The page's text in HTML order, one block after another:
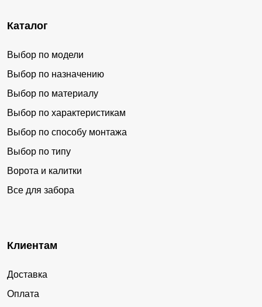
Каталог
Выбор по модели
Выбор по назначению
Выбор по материалу
Выбор по характеристикам
Выбор по способу монтажа
Выбор по типу
Ворота и калитки
Все для забора
Клиентам
Доставка
Оплата